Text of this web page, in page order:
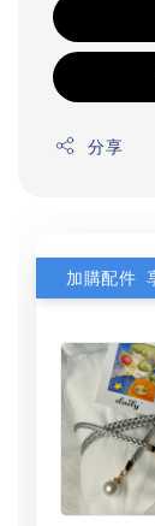
分享
加購配件